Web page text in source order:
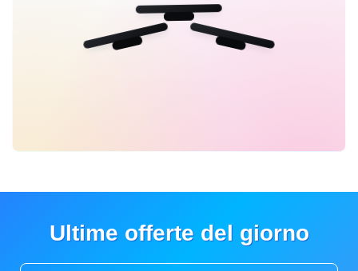
Ultime offerte del giorno